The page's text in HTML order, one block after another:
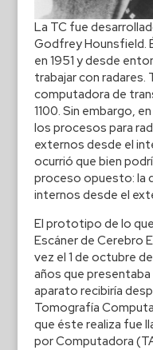
La TC fue
Godfrey Hounsfield.
en 1951 y desde
trabajar con radares.
computadora de
1100. Sin embargo,
los procesos para
externos desde el
ocurrió que bien
proceso opuesto: la
internos desde el
El prototipo de lo
Escáner de Cerebro
vez el 1 de octubre
años que presentaba
aparato recibiría
Tomografía
que éste realiza fue
por Computadora